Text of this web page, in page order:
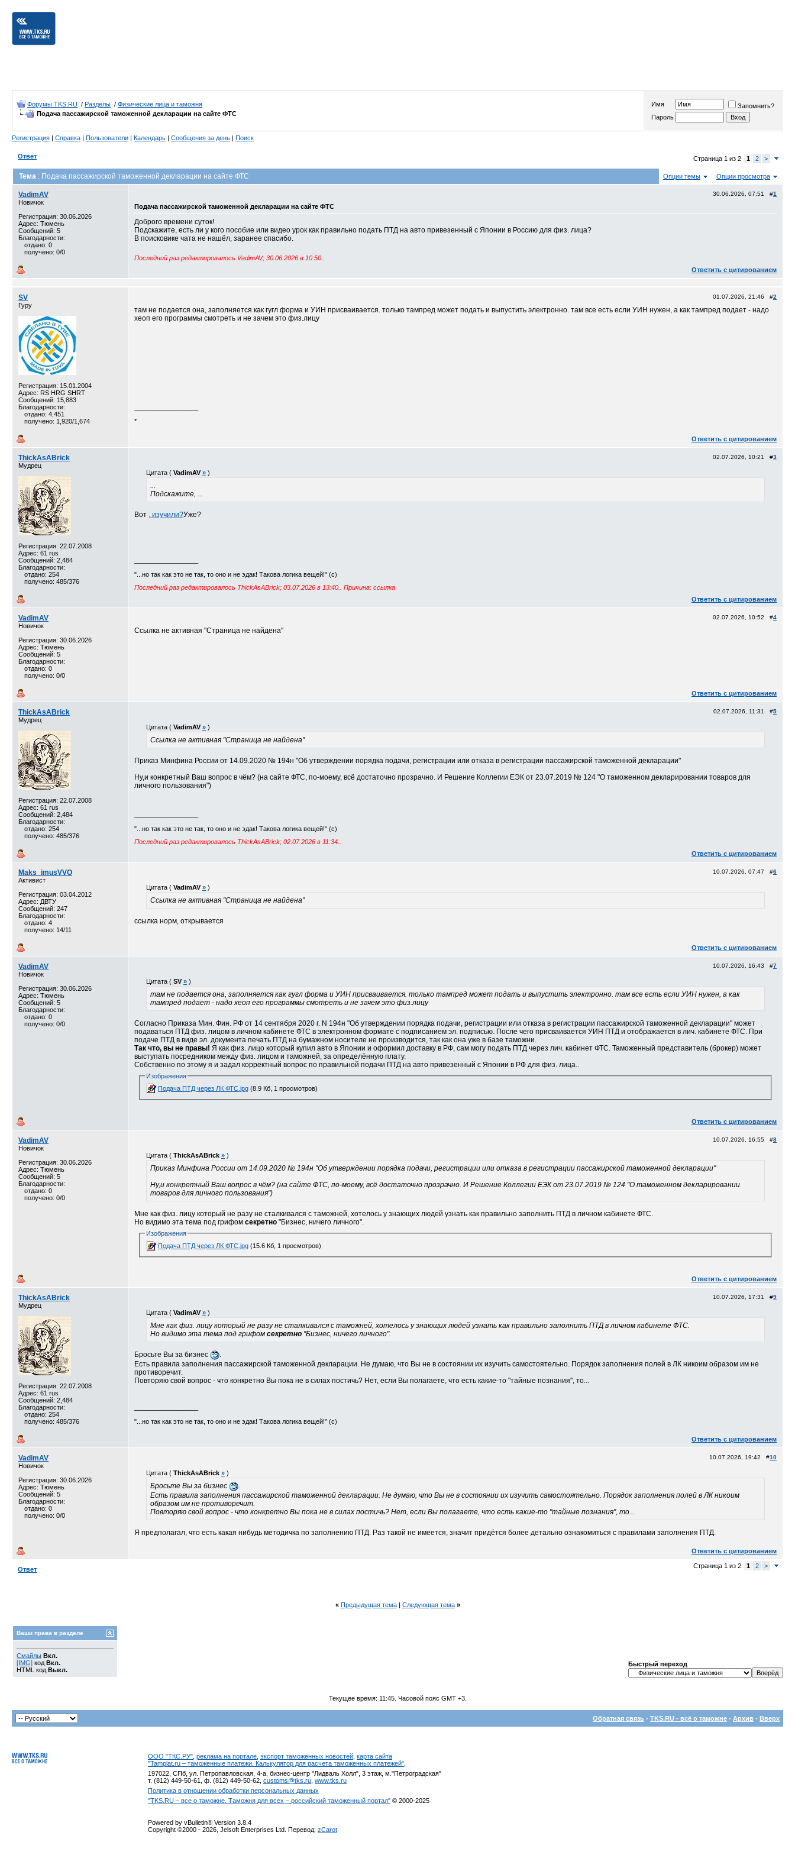
Форумы TKS.RU / Разделы / Физические лица и таможня
Подача пассажирской таможенной декларации на сайте ФТС
Имя
Запомнить?
Пароль
Регистрация | Справка | Пользователи | Календарь | Сообщения за день | Поиск
Ответ Страница 1 из 2 1 2 >
Тема : Подача пассажирской таможенной декларации на сайте ФТС Опции темы Опции просмотра
VadimAV
Новичок
Регистрация: 30.06.2026
Адрес: Тюмень
Сообщений: 5
Благодарности:
отдано: 0
получено: 0/0
30.06.2026, 07:51 #1
Подача пассажирской таможенной декларации на сайте ФТС
Доброго времени суток!
Подскажите, есть ли у кого пособие или видео урок как правильно подать ПТД на авто привезенный с Японии в Россию для физ. лица?
В поисковике чата не нашёл, заранее спасибо.
Последний раз редактировалось VadimAV; 30.06.2026 в 10:50
Ответить с цитированием
SV
Гуру
Регистрация: 15.01.2004
Адрес: RS HRG SHRT
Сообщений: 15,883
Благодарности:
отдано: 4,451
получено: 1,920/1,674
01.07.2026, 21:46 #2
там не подается она, заполняется как гугл форма и УИН присваивается. только тампред может подать и выпустить электронно. там все есть если УИН нужен, а как тампред подает - надо
хеоп его программы смотреть и не зачем это физ.лицу
*
Ответить с цитированием
ThickAsABrick
Мудрец
Регистрация: 22.07.2008
Адрес: 61 rus
Сообщений: 2,484
Благодарности:
отдано: 254
получено: 485/376
02.07.2026, 10:21 #3
Цитата ( VadimAV » )
...
Подскажите, ...
Вот , изучили?Уже?
"...но так как это не так, то оно и не эдак! Такова логика вещей!" (с)
Последний раз редактировалось ThickAsABrick; 03.07.2026 в 13:40 .. Причина: ссылка
Ответить с цитированием
VadimAV
Новичок
Регистрация: 30.06.2026
Адрес: Тюмень
Сообщений: 5
Благодарности:
отдано: 0
получено: 0/0
02.07.2026, 10:52 #4
Ссылка не активная "Страница не найдена"
Ответить с цитированием
ThickAsABrick
Мудрец
Регистрация: 22.07.2008
Адрес: 61 rus
Сообщений: 2,484
Благодарности:
отдано: 254
получено: 485/376
02.07.2026, 11:31 #5
Цитата ( VadimAV » )
Ссылка не активная "Страница не найдена"
Приказ Минфина России от 14.09.2020 № 194н "Об утверждении порядка подачи, регистрации или отказа в регистрации пассажирской таможенной декларации"
Ну,и конкретный Ваш вопрос в чём? (на сайте ФТС, по-моему, всё достаточно прозрачно. И Решение Коллегии ЕЭК от 23.07.2019 № 124 "О таможенном декларировании товаров для
личного пользования")
"...но так как это не так, то оно и не эдак! Такова логика вещей!" (с)
Последний раз редактировалось ThickAsABrick; 02.07.2026 в 11:34
Ответить с цитированием
Maks_imusVVO
Активист
Регистрация: 03.04.2012
Адрес: ДВТУ
Сообщений: 247
Благодарности:
отдано: 4
получено: 14/11
10.07.2026, 07:47 #6
Цитата ( VadimAV » )
Ссылка не активная "Страница не найдена"
ссылка норм, открывается
Ответить с цитированием
VadimAV
Новичок
Регистрация: 30.06.2026
Адрес: Тюмень
Сообщений: 5
Благодарности:
отдано: 0
получено: 0/0
10.07.2026, 16:43 #7
Цитата ( SV » )
там не подается она, заполняется как гугл форма и УИН присваивается. только тампред может подать и выпустить электронно. там все есть если УИН нужен, а как
тампред подает - надо хеоп его программы смотреть и не зачем это физ.лицу
Согласно Приказа Мин. Фин. РФ от 14 сентября 2020 г. N 194н "Об утверждении порядка подачи, регистрации или отказа в регистрации пассажирской таможенной декларации" может
подаваться ПТД физ. лицом в личном кабинете ФТС в электронном формате с подписанием эл. подписью. После чего присваивается УИН ПТД и отображается в лич. кабинете ФТС. При
подаче ПТД в виде эл. документа печать ПТД на бумажном носителе не производится, так как она уже в базе таможни.
Так что, вы не правы! Я как физ. лицо который купил авто в Японии и оформил доставку в РФ, сам могу подать ПТД через лич. кабинет ФТС. Таможенный представитель (брокер) может
выступать посредником между физ. лицом и таможней, за определённую плату.
Собственно по этому я и задал корректный вопрос по правильной подачи ПТД на авто привезенный с Японии в РФ для физ. лица..
Изображения
Подача ПТД через ЛК ФТС.jpg (8.9 Кб, 1 просмотров)
Ответить с цитированием
VadimAV
Новичок
Регистрация: 30.06.2026
Адрес: Тюмень
Сообщений: 5
Благодарности:
отдано: 0
получено: 0/0
10.07.2026, 16:55 #8
Цитата ( ThickAsABrick » )
Приказ Минфина России от 14.09.2020 № 194н "Об утверждении порядка подачи, регистрации или отказа в регистрации пассажирской таможенной декларации"
Ну,и конкретный Ваш вопрос в чём? (на сайте ФТС, по-моему, всё достаточно прозрачно. И Решение Коллегии ЕЭК от 23.07.2019 № 124 "О таможенном декларировании
товаров для личного пользования")
Мне как физ. лицу который не разу не сталкивался с таможней, хотелось у знающих людей узнать как правильно заполнить ПТД в личном кабинете ФТС.
Но видимо эта тема под грифом секретно "Бизнес, ничего личного".
Изображения
Подача ПТД через ЛК ФТС.jpg (15.6 Кб, 1 просмотров)
Ответить с цитированием
ThickAsABrick
Мудрец
Регистрация: 22.07.2008
Адрес: 61 rus
Сообщений: 2,484
Благодарности:
отдано: 254
получено: 485/376
10.07.2026, 17:31 #9
Цитата ( VadimAV » )
Мне как физ. лицу который не разу не сталкивался с таможней, хотелось у знающих людей узнать как правильно заполнить ПТД в личном кабинете ФТС.
Но видимо эта тема под грифом секретно "Бизнес, ничего личного".
Бросьте Вы за бизнес
.
Есть правила заполнения пассажирской таможенной декларации. Не думаю, что Вы не в состоянии их изучить самостоятельно. Порядок заполнения полей в ЛК никоим образом им не
противоречит.
Повторяю свой вопрос - что конкретно Вы пока не в силах постичь? Нет, если Вы полагаете, что есть какие-то "тайные познания", то...
"...но так как это не так, то оно и не эдак! Такова логика вещей!" (с)
Ответить с цитированием
VadimAV
Новичок
Регистрация: 30.06.2026
Адрес: Тюмень
Сообщений: 5
Благодарности:
отдано: 0
получено: 0/0
10.07.2026, 19:42 #10
Цитата ( ThickAsABrick » )
Бросьте Вы за бизнес
.
Есть правила заполнения пассажирской таможенной декларации. Не думаю, что Вы не в состоянии их изучить самостоятельно. Порядок заполнения полей в ЛК никоим
образом им не противоречит.
Повторяю свой вопрос - что конкретно Вы пока не в силах постичь? Нет, если Вы полагаете, что есть какие-то "тайные познания", то...
Я предполагал, что есть какая нибудь методичка по заполнению ПТД. Раз такой не имеется, значит придётся более детально ознакомиться с правилами заполнения ПТД.
Ответить с цитированием
Ответ Страница 1 из 2 1 2 >
« Предыдущая тема| Следующая тема »
Ваши права в разделе
Смайлы Вкл.
[IMG] код Вкл.
HTML код Выкл.
Быстрый переход
Текущее время: 11:45. Часовой пояс GMT +3.
Обратная связь - TKS.RU - всё о таможне - Архив - Вверх
ООО "ТКС.РУ" реклама на портале экспорт таможенных новостей карта сайта
"Tamplat.ru – таможенные платежи. Калькулятор для расчета таможенных платежей"
197022, СПб, ул. Петропавловская, 4-а, бизнес-центр "Лидваль Холл", 3 этаж, м."Петроградская"
т. (812) 449-50-61, ф. (812) 449-50-62, customs@tks.ru www.tks.ru
Политика в отношении обработки персональных данных
"TKS.RU – все о таможне. Таможня для всех – российский таможенный портал" © 2000-2025
Powered by vBulletin® Version 3.8.4
Copyright ©2000 - 2026, Jelsoft Enterprises Ltd. Перевод: zCarot